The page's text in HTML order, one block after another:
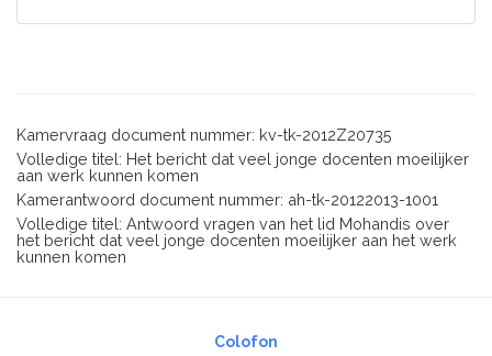
Kamervraag document nummer: kv-tk-2012Z20735
Volledige titel: Het bericht dat veel jonge docenten moeilijker
aan werk kunnen komen
Kamerantwoord document nummer: ah-tk-20122013-1001
Volledige titel: Antwoord vragen van het lid Mohandis over
het bericht dat veel jonge docenten moeilijker aan het werk
kunnen komen
Colofon